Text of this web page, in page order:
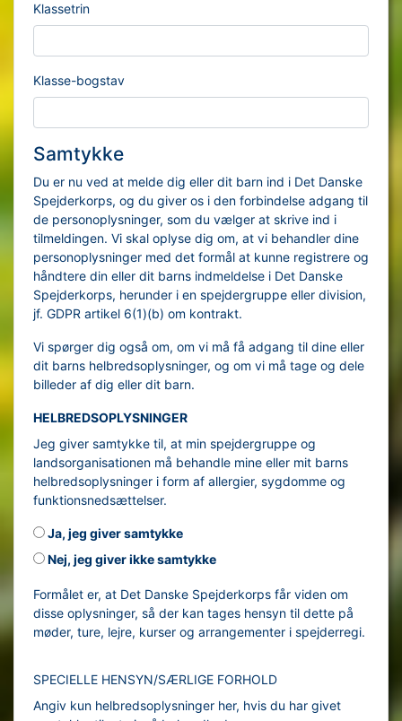
Klassetrin
Klasse-bogstav
Samtykke
Du er nu ved at melde dig eller dit barn ind i Det Danske
Spejderkorps, og du giver os i den forbindelse adgang til
de personoplysninger, som du vælger at skrive ind i
tilmeldingen. Vi skal oplyse dig om, at vi behandler dine
personoplysninger med det formål at kunne registrere og
håndtere din eller dit barns indmeldelse i Det Danske
Spejderkorps, herunder i en spejdergruppe eller division,
jf. GDPR artikel 6(1)(b) om kontrakt.
Vi spørger dig også om, om vi må få adgang til dine eller
dit barns helbredsoplysninger, og om vi må tage og dele
billeder af dig eller dit barn.
HELBREDSOPLYSNINGER
Jeg giver samtykke til, at min spejdergruppe og
landsorganisationen må behandle mine eller mit barns
helbredsoplysninger i form af allergier, sygdomme og
funktionsnedsættelser.
Ja, jeg giver samtykke
Nej, jeg giver ikke samtykke
Formålet er, at Det Danske Spejderkorps får viden om
disse oplysninger, så der kan tages hensyn til dette på
møder, ture, lejre, kurser og arrangementer i spejderregi.
SPECIELLE HENSYN/SÆRLIGE FORHOLD
Angiv kun helbredsoplysninger her, hvis du har givet